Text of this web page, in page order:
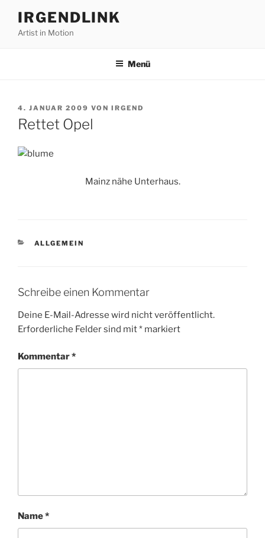
Inhalt
springen
IRGENDLINK
Artist in Motion
Menü
VERÖFFENTLICHT
AM
4. JANUAR 2009 VON IRGEND
Rettet Opel
Mainz nähe Unterhaus.
KATEGORIEN
ALLGEMEIN
Schreibe einen Kommentar
Deine E-Mail-Adresse wird nicht veröffentlicht.
Erforderliche Felder sind mit* markiert
Kommentar*
Name*